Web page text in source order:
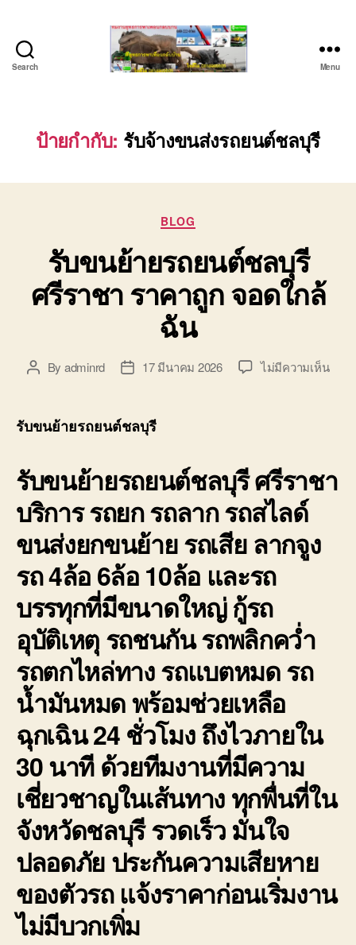
Search
เครื่องจักร
ระยอง
(บริษัท
พาณิชย์
บริการ
รถยก
รถ
รับจ้าง
ใน
เขต
บ่อ
วิน
Menu
ป้ายกำกับ: รับจ้างขนส่งรถยนต์ชลบุรี
Categories
BLOG
รับขนย้ายรถยนต์ชลบุรี
ศรีราชา ราคาถูก จอดใกล้
ฉัน
PostBy adminrd
Post17 มีนาคม 2026 ไม่มีความเห็นบน
ศรีร
ราคา
รับขนย้ายรถยนต์ชลบุรี
รับขนย้ายรถยนต์ชลบุรี ศรีราชา
บริการ รถยก รถลาก รถสไลด์
ขนส่งยกขนย้าย รถเสีย ลากจูง
รถ 4ล้อ 6ล้อ 10ล้อ และรถ
บรรทุกที่มีขนาดใหญ่ กู้รถ
อุบัติเหตุ รถชนกัน รถพลิกคว่ำ
รถตกไหล่ทาง รถแบตหมด รถ
น้ำมันหมด พร้อมช่วยเหลือ
ฉุกเฉิน 24 ชั่วโมง ถึงไวภายใน
30 นาที ด้วยทีมงานที่มีความ
เชี่ยวชาญในเส้นทาง ทุกพื่นที่ใน
จังหวัดชลบุรี รวดเร็ว มั่นใจ
ปลอดภัย ประกันความเสียหาย
ของตัวรถ แจ้งราคาก่อนเริ่มงาน
ไม่มีบวกเพิ่ม